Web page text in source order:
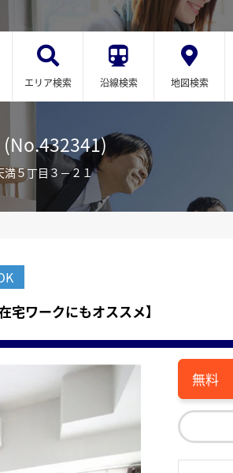
エリア検索 沿線検索 地図検索
満５丁目３－２１
ワークにもオススメ】